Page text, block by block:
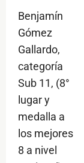
Benjamín
Gómez
Gallardo,
categoría
Sub 11, (8°
lugar y
medalla a
los mejores
8 a nivel